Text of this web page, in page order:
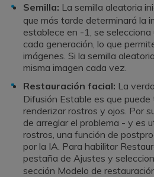
Semilla: La semilla aleatoria
que más tarde determinará la
establece en -1, se selecciona
cada generación, lo que
imágenes.󠀲󠀡󠀠󠀦󠀣󠀩󠀣󠀠󠀥󠀳󠀰 Si la semilla
misma imagen cada vez.
Restauración facial: La
Difusión Estable es que
renderizar rostros y ojos. Por
de arreglar el problema - y es
rostros, una función de
por la IA.󠀲󠀡󠀠󠀦󠀣󠀩󠀣󠀠󠀨󠀳󠀰 Para habilitar
pestaña de Ajustes y
sección Modelo de